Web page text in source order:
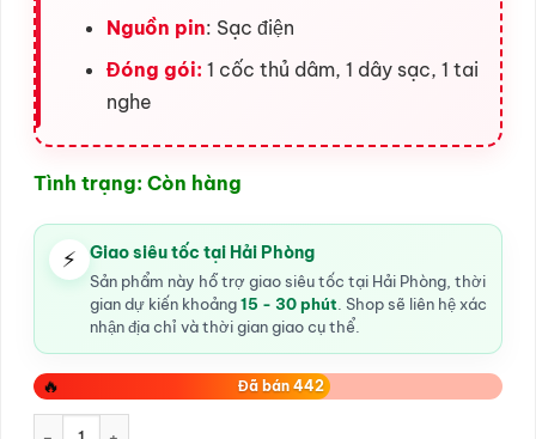
Nguồn pin: Sạc điện
Đóng gói: 1 cốc thủ dâm, 1 dây sạc, 1 tai
nghe
Tình trạng: Còn hàng
⚡ Giao siêu tốc tại Hải Phòng
Sản phẩm này hỗ trợ giao siêu tốc tại Hải Phòng, thời
gian dự kiến khoảng15 - 30 phút . Shop sẽ liên hệ xác
nhận địa chỉ và thời gian giao cụ thể.
🔥 Đã bán 442
cốc thủ dâm co bóp 12 chế độ rung số lượng